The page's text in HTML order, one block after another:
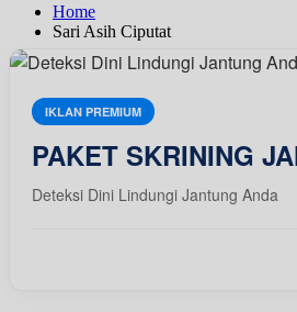
Home
Sari Asih Ciputat
IKLAN PREMIUM
PAKET SKRINING
Deteksi Dini Lindungi Jantung Anda